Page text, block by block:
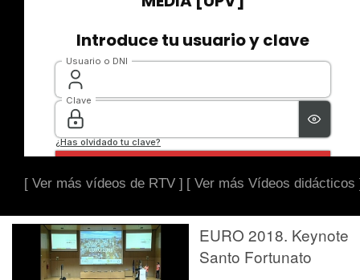
[ Ver más vídeos de RTV ] [ Ver más Vídeos didácticos
EURO 2018. Keynote
Santo Fortunato